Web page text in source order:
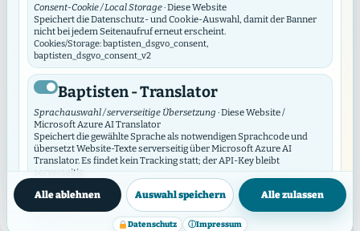
November 13, 2023·Bericht
Reformationsgottesdienst 2023
Am 31. Oktober 2023 folgten das Vokal –
Doppelquartett der EFG Hamburg Schnelsen unter
der Leitung von Joachim Duske, Sänger im NDR
Vokalensemble und sein Orgel- und Klavierbegleiter,
…
MEHR LESEN→
Consent-Cookie / Local Storage· Diese Website
Speichert die Datenschutz- und Cookie-Auswahl, damit der Banner
nicht bei jedem Seitenaufruf erneut erscheint.
Cookies/Storage: baptisten_dsgvo_consent,
baptisten_dsgvo_consent_v2
Baptisten - Translator
Sprachauswahl / serverseitige Übersetzung · Diese Website /
Microsoft Azure AI Translator
Speichert die gewählte Sprache als notwendigen Sprachcode und
übersetzt Website-Texte serverseitig über Microsoft Azure AI
Translator. Es findet kein Tracking statt; der API-Key bleibt
serverseitig.
Cookies/Storage: prxenon_ai_translator_lang Datenschutzinfos
Baptisten Video Widget
Alle ablehnen Auswahl speichern Alle zulassen
Datenschutz ⓘImpressum